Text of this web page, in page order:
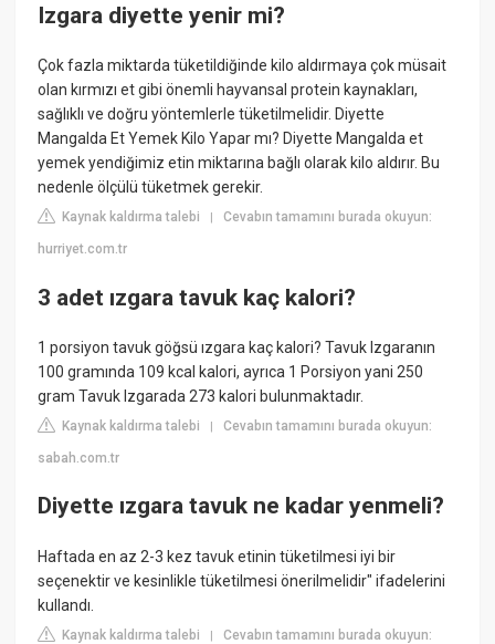
Izgara diyette yenir mi?
Çok fazla miktarda tüketildiğinde kilo aldırmaya çok müsait
olan kırmızı et gibi önemli hayvansal protein kaynakları,
sağlıklı ve doğru yöntemlerle tüketilmelidir. Diyette
Mangalda Et Yemek Kilo Yapar mı? Diyette Mangalda et
yemek yendiğimiz etin miktarına bağlı olarak kilo aldırır. Bu
nedenle ölçülü tüketmek gerekir.
Kaynak kaldırma talebi |Cevabın tamamını burada okuyun:
hurriyet.com.tr
3 adet ızgara tavuk kaç kalori?
1 porsiyon tavuk göğsü ızgara kaç kalori? Tavuk Izgaranın
100 gramında 109 kcal kalori, ayrıca 1 Porsiyon yani 250
gram Tavuk Izgarada 273 kalori bulunmaktadır.
Kaynak kaldırma talebi |Cevabın tamamını burada okuyun:
sabah.com.tr
Diyette ızgara tavuk ne kadar yenmeli?
Haftada en az 2-3 kez tavuk etinin tüketilmesi iyi bir
seçenektir ve kesinlikle tüketilmesi önerilmelidir" ifadelerini
kullandı.
Kaynak kaldırma talebi |Cevabın tamamını burada okuyun: